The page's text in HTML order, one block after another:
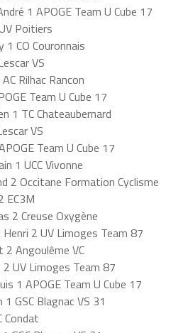
1 APOGE Team U Cube 17
Poitiers
CO Couronnais
VS
Rilhac Rancon
Team U Cube 17
1 TC Chateaubernard
VS
Team U Cube 17
1 UCC Vivonne
2 Occitane Formation Cyclisme
EC3M
2 Creuse Oxygène
2 UV Limoges Team 87
2 Angoulême VC
UV Limoges Team 87
1 APOGE Team U Cube 17
GSC Blagnac VS 31
Condat